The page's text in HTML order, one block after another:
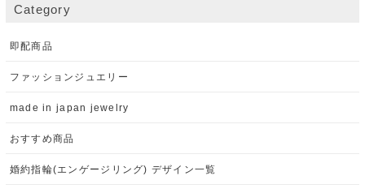
Category
即配商品
ファッションジュエリー
made in japan jewelry
おすすめ商品
婚約指輪(エンゲージリング) デザイン一覧